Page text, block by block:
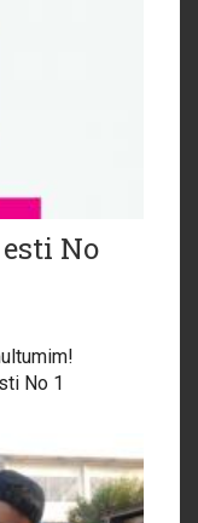
No
No 1